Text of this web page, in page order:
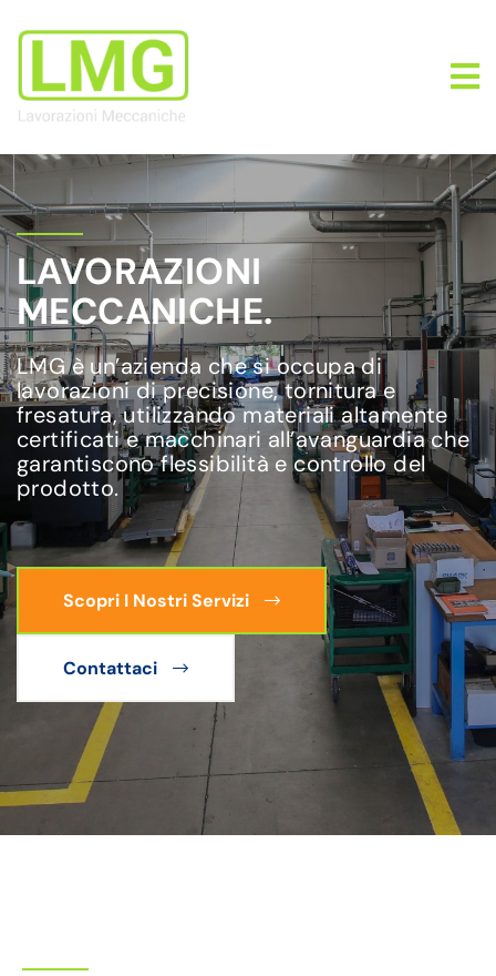
LAVORAZIONI
MECCANICHE.
LMG è un’azienda che si occupa di
lavorazioni di precisione, tornitura e
fresatura, utilizzando materiali altamente
certificati e macchinari all’avanguardia che
garantiscono flessibilità e controllo del
prodotto.
Scopri I Nostri Servizi
Contattaci